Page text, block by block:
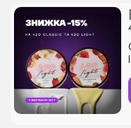
Чаши для кальяна
Аксессуары для
Электронные
Комплектующие для